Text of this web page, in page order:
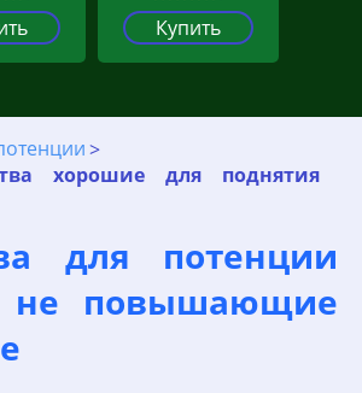
Купить
хорошие для поднятия
для потенции
не повышающие